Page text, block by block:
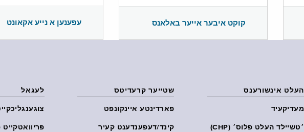
עפענען א נייע אקאונט קוקט איבער אייער באלאנס
העלט אינשורענס
מעדיקעיד
׳טשיילד העלט פּלוס׳ (CHP)
שטייער קרעדיטס
פארדינטע איינקונפט
קינד/דעפענדענט קעיר
לעגאל
פּריוואטקייט